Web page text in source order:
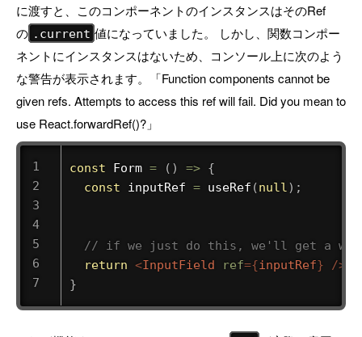
に渡すと、このコンポーネントのインスタンスはそのRef
の .current 値になっていました。 しかし、関数コンポー
ネントにインスタンスはないため、コンソール上に次のよう
な警告が表示されます。「Function components cannot be
given refs. Attempts to access this ref will fail. Did you mean to
use React.forwardRef()?」
const Form = ( ) => {
const inputRef = useRef (null ) ;
// if we just do this, we'll get a
return <InputField ref={inputRef}
/>
}